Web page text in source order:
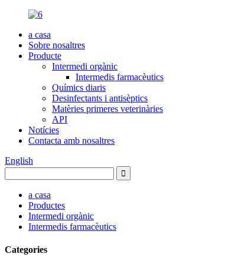
a casa
Sobre nosaltres
Producte
Intermedi orgànic
Intermedis farmacèutics
Químics diaris
Desinfectants i antisèptics
Matèries primeres veterinàries
API
Notícies
Contacta amb nosaltres
English
a casa
Productes
Intermedi orgànic
Intermedis farmacèutics
Categories